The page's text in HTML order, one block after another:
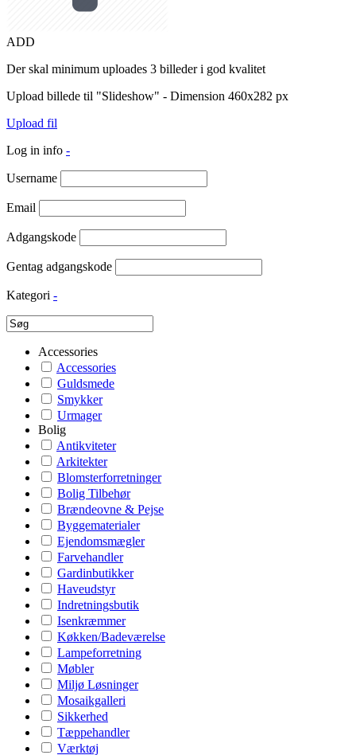
ADD
Der skal minimum uploades 3 billeder i god kvalitet
Upload billede til "Slideshow" - Dimension 460x282 px
Upload fil
Log in info -
Username
Email
Adgangskode
Gentag adgangskode
Kategori -
Accessories
Accessories
Guldsmede
Smykker
Urmager
Bolig
Antikviteter
Arkitekter
Blomsterforretninger
Bolig Tilbehør
Brændeovne & Pejse
Byggematerialer
Ejendomsmægler
Farvehandler
Gardinbutikker
Haveudstyr
Indretningsbutik
Isenkræmmer
Køkken/Badeværelse
Lampeforretning
Møbler
Miljø Løsninger
Mosaikgalleri
Sikkerhed
Tæppehandler
Værktøj